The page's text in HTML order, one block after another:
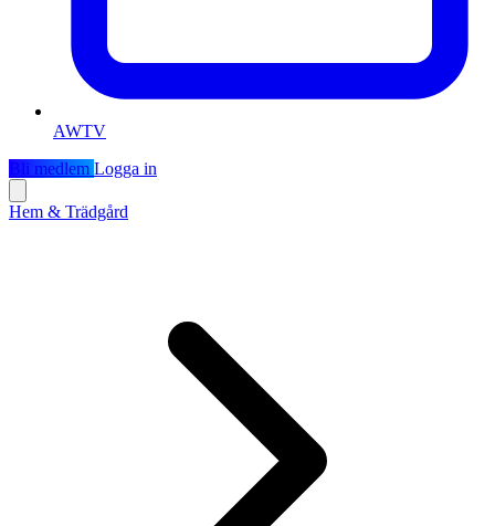
AWTV
Bli medlem Logga in
Hem & Trädgård